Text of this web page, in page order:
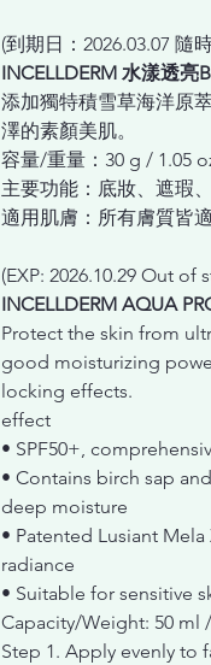
(到期日：2026.03.07 隨
INCELLDERM 水漾透亮
添加獨特積雪草海洋原
澤的素顏美肌。
容量/重量：30 g / 1.05
主要功能：底妝、遮瑕
適用肌膚：所有膚質皆
(EXP: 2026.10.29 Out of
INCELLDERM AQUA
Protect the skin from
good moisturizing
locking effects.
effect
• SPF50+,
• Contains birch sap
deep moisture
• Patented Lusiant
radiance
• Suitable for sensitive
Capacity/Weight: 50 ml
Step 1. Apply evenly to